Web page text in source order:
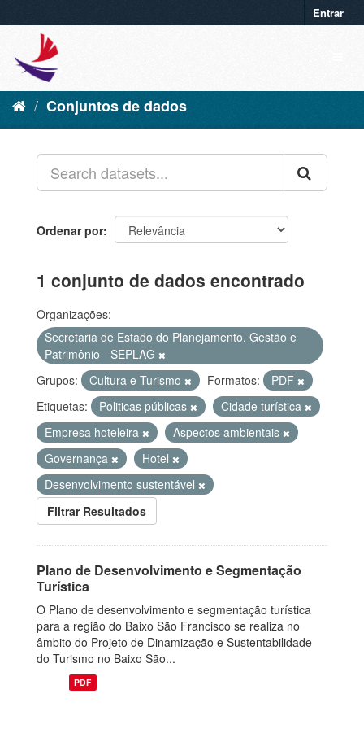
Entrar
Conjuntos de dados
Ordenar por
1 conjunto de dados encontrado
Organizações:
Secretaria de Estado do Planejamento, Gestão e
Patrimônio - SEPLAG
Grupos:
Cultura e Turismo Formatos:
PDF
Etiquetas:
Politicas públicas
Cidade turística
Empresa hoteleira
Aspectos ambientais
Governança
Hotel
Desenvolvimento sustentável
Filtrar Resultados
Plano de Desenvolvimento e Segmentação
Turística
O Plano de desenvolvimento e segmentação turística
para a região do Baixo São Francisco se realiza no
âmbito do Projeto de Dinamização e Sustentabilidade
do Turismo no Baixo São...
PDF